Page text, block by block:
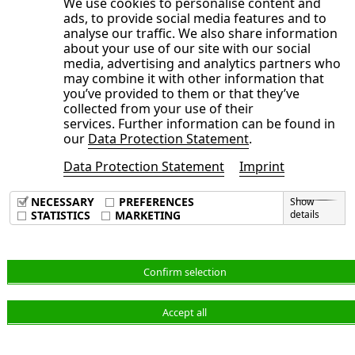
ads, to provide social media features and to
analyse our traffic. We also share information
about your use of our site with our social
media, advertising and analytics partners who
may combine it with other information that
you’ve provided to them or that they’ve
collected from your use of their
services. Further information can be found in
our Data Protection Statement.
Data Protection Statement
Imprint
NECESSARY
PREFERENCES
STATISTICS
MARKETING
Show
details
Confirm selection
Accept all
Umsatz-Key-Performance-
Indicator-(KPI-)Definition
Der taxonomiekonforme Anteil am Konzernumsatz
ist definiert als der Teil des Nettoumsatzes des
Berichtsjahres2023, der aus Produkten und
Dienstleistungen im Zusammenhang mit
taxonomiekonformen wirtschaftlichen Tätigkeiten
er Gesamtumsatz entspricht den Umsatzerlösen
GESAMTERGEBNISRECHNUNG